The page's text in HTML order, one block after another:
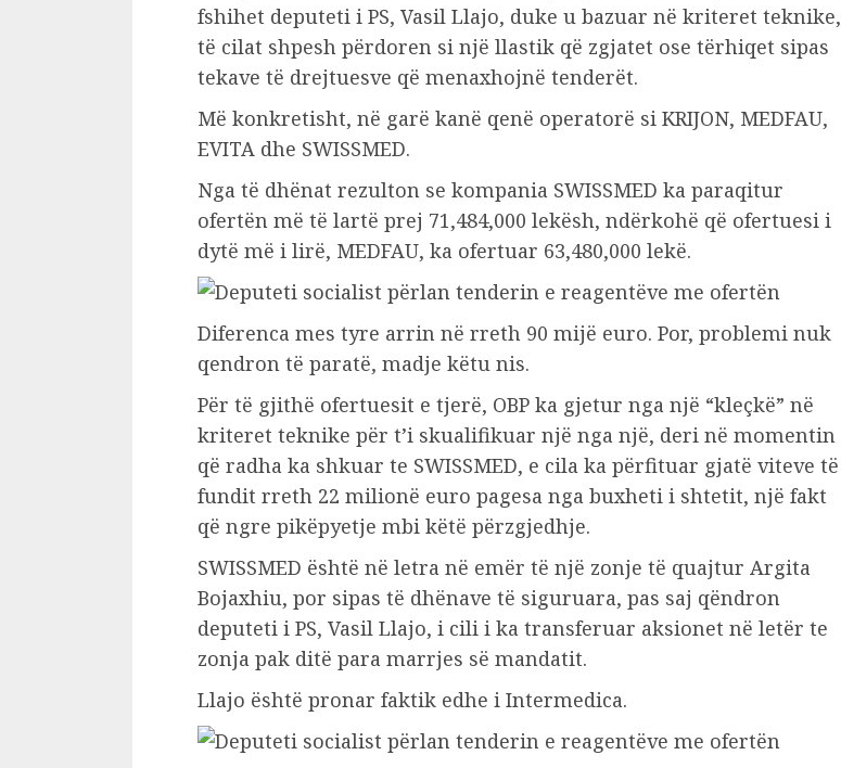
fshihet deputeti i PS, Vasil Llajo, duke u bazuar në kriteret teknike,
të cilat shpesh përdoren si një llastik që zgjatet ose tërhiqet sipas
tekave të drejtuesve që menaxhojnë tenderët.
Më konkretisht, në garë kanë qenë operatorë si KRIJON, MEDFAU,
EVITA dhe SWISSMED.
Nga të dhënat rezulton se kompania SWISSMED ka paraqitur
ofertën më të lartë prej 71,484,000 lekësh, ndërkohë që ofertuesi i
dytë më i lirë, MEDFAU, ka ofertuar 63,480,000 lekë.
Diferenca mes tyre arrin në rreth 90 mijë euro. Por, problemi nuk
qendron të paratë, madje këtu nis.
Për të gjithë ofertuesit e tjerë, OBP ka gjetur nga një “kleçkë” në
kriteret teknike për t’i skualifikuar një nga një, deri në momentin
që radha ka shkuar te SWISSMED, e cila ka përfituar gjatë viteve të
fundit rreth 22 milionë euro pagesa nga buxheti i shtetit, një fakt
që ngre pikëpyetje mbi këtë përzgjedhje.
SWISSMED është në letra në emër të një zonje të quajtur Argita
Bojaxhiu, por sipas të dhënave të siguruara, pas saj qëndron
deputeti i PS, Vasil Llajo, i cili i ka transferuar aksionet në letër te
zonja pak ditë para marrjes së mandatit.
Llajo është pronar faktik edhe i Intermedica.